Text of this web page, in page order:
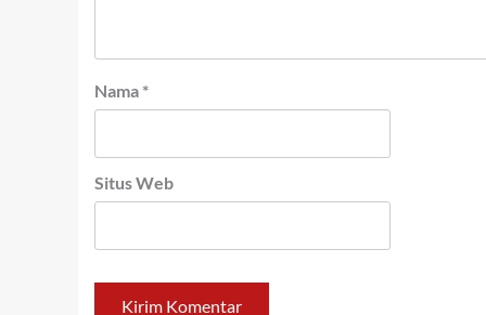
Nama *
Situs Web